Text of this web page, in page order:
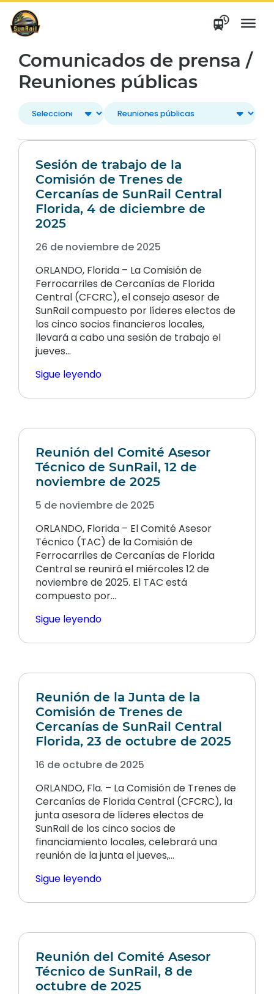
saltar
contenido
Comunicados de prensa /
Reuniones públicas
Sesión de trabajo de la
Comisión de Trenes de
Cercanías de SunRail Central
Florida, 4 de diciembre de
2025
26 de noviembre de 2025
ORLANDO, Florida – La Comisión de
Ferrocarriles de Cercanías de Florida
Central (CFCRC), el consejo asesor de
SunRail compuesto por líderes electos de
los cinco socios financieros locales,
llevará a cabo una sesión de trabajo el
jueves…
Sigue leyendo
Reunión del Comité Asesor
Técnico de SunRail, 12 de
noviembre de 2025
5 de noviembre de 2025
ORLANDO, Florida – El Comité Asesor
Técnico (TAC) de la Comisión de
Ferrocarriles de Cercanías de Florida
Central se reunirá el miércoles 12 de
noviembre de 2025. El TAC está
compuesto por…
Sigue leyendo
Reunión de la Junta de la
Comisión de Trenes de
Cercanías de SunRail Central
Florida, 23 de octubre de 2025
16 de octubre de 2025
ORLANDO, Fla. – La Comisión de Trenes de
Cercanías de Florida Central (CFCRC), la
junta asesora de líderes electos de
SunRail de los cinco socios de
financiamiento locales, celebrará una
reunión de la junta el jueves,…
Sigue leyendo
Reunión del Comité Asesor
Técnico de SunRail, 8 de
octubre de 2025